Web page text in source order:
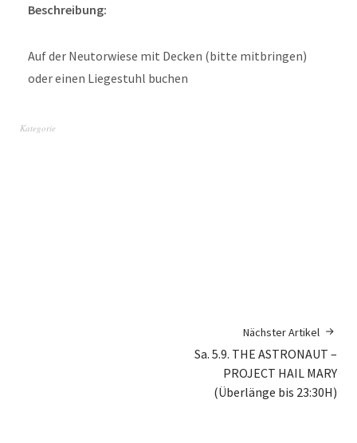
Beschreibung:
Auf der Neutorwiese mit Decken (bitte mitbringen)
oder einen Liegestuhl buchen
Kategorie
Nächster Artikel
Sa. 5.9. THE ASTRONAUT –
PROJECT HAIL MARY
(Überlänge bis 23:30H)